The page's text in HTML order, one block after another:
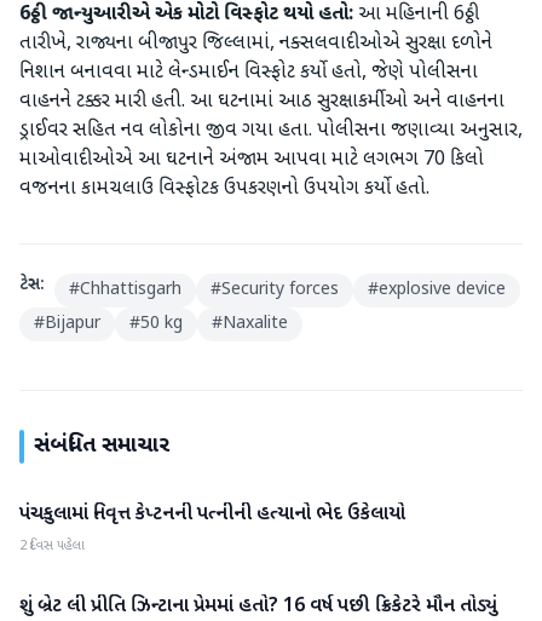
6ઠ્ઠી જાન્યુઆરીએ એક મોટો વિસ્ફોટ થયો હતો: આ મહિનાની 6ઠ્ઠી
તારીખે, રાજ્યના બીજાપુર જિલ્લામાં, નક્સલવાદીઓએ સુરક્ષા દળોને
નિશાન બનાવવા માટે લેન્ડમાઈન વિસ્ફોટ કર્યો હતો, જેણે પોલીસના
વાહનને ટક્કર મારી હતી. આ ઘટનામાં આઠ સુરક્ષાકર્મીઓ અને વાહનના
ડ્રાઈવર સહિત નવ લોકોના જીવ ગયા હતા. પોલીસના જણાવ્યા અનુસાર,
માઓવાદીઓએ આ ઘટનાને અંજામ આપવા માટે લગભગ 70 કિલો
વજનના કામચલાઉ વિસ્ફોટક ઉપકરણનો ઉપયોગ કર્યો હતો.
ટેગ્સ: #Chhattisgarh #Security forces #explosive device
#Bijapur #50 kg #Naxalite
સંબંધિત સમાચાર
રાષ્ટ્રીય
પંચકુલામાં નિવૃત્ત કેપ્ટનની પત્નીની હત્યાનો ભેદ ઉકેલાયો
2 દિવસ પહેલા
રાષ્ટ્રીય
શું બ્રેટ લી પ્રીતિ ઝિન્ટાના પ્રેમમાં હતો? 16 વર્ષ પછી ક્રિકેટરે મૌન તોડ્યું